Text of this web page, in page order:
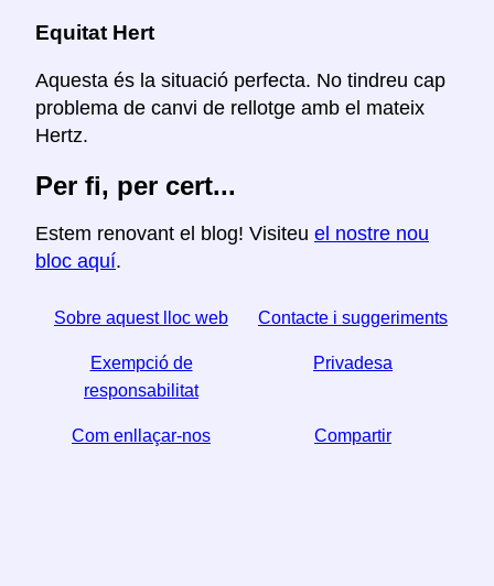
Equitat Hert
Aquesta és la situació perfecta. No tindreu cap
problema de canvi de rellotge amb el mateix
Hertz.
Per fi, per cert...
Estem renovant el blog! Visiteu el nostre nou
bloc aquí.
Sobre aquest lloc web Contacte i suggeriments
Exempció de
responsabilitat
Privadesa
Com enllaçar-nos Compartir